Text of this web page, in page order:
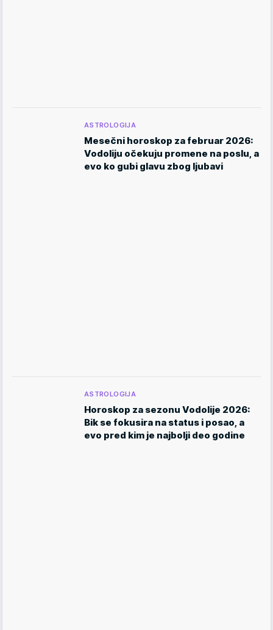
ASTROLOGIJA
Mesečni horoskop za februar 2026:
Vodoliju očekuju promene na poslu, a
evo ko gubi glavu zbog ljubavi
ASTROLOGIJA
Horoskop za sezonu Vodolije 2026:
Bik se fokusira na status i posao, a
evo pred kim je najbolji deo godine